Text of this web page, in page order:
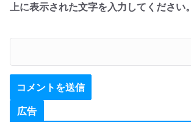
上に表示された文字を入力してください。
広告